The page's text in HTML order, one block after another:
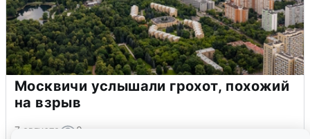
Москвичи услышали грохот, похожий
на взрыв
7 августа 0